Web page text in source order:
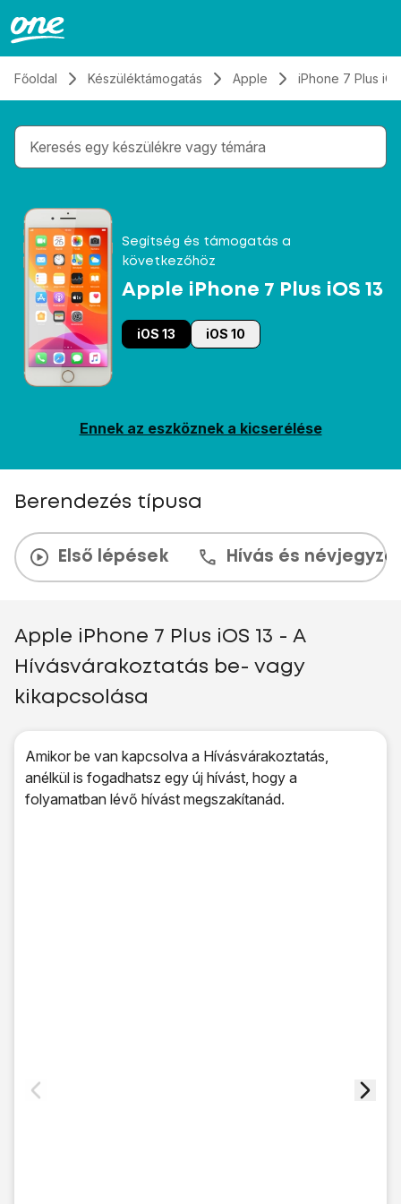
Főoldal Készüléktámogatás Apple iPhone 7 Plus
Gépelés közben megjelennek a keresési
Segítség és támogatás a
következőhöz
Apple iPhone 7 Plus iOS 13
iOS 13 iOS 10
Ennek az eszköznek a kicserélése
Berendezés típusa
Első lépések Hívás és
Apple iPhone 7 Plus iOS 13 - A
Hívásvárakoztatás be- vagy
kikapcsolása
Amikor be van kapcsolva a Hívásvárakoztatás,
anélkül is fogadhatsz egy új hívást, hogy a
folyamatban lévő hívást megszakítanád.